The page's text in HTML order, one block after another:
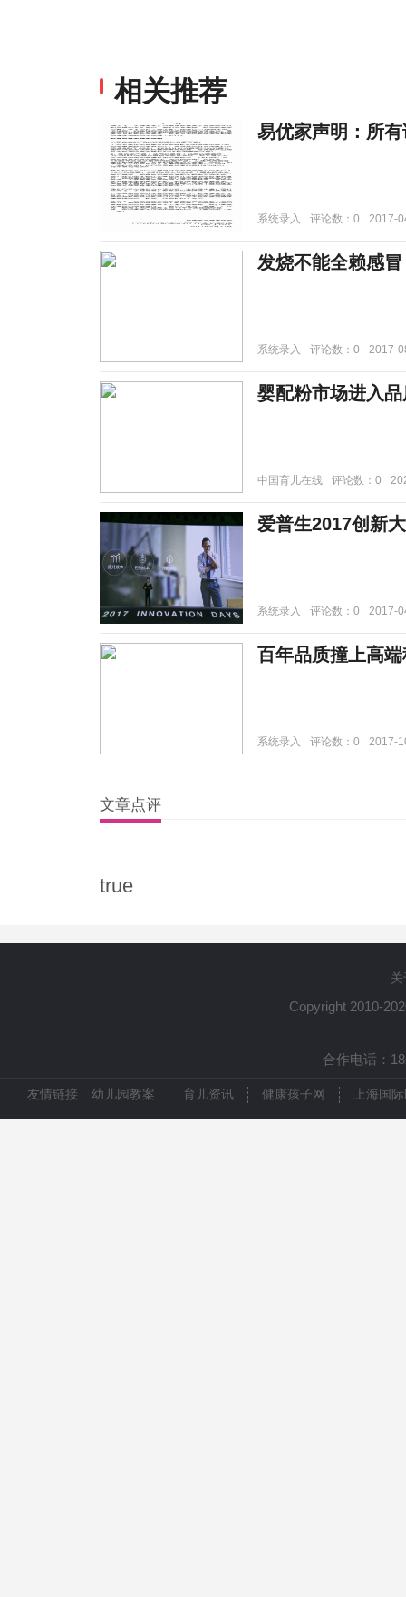
相关推荐
易优家声明：所
系统录入 评论数：0 2017-
发烧不能全赖感
系统录入 评论数：0 2017-
婴配粉市场进入
中国育儿在线 评论数：0
爱普生2017创新
系统录入 评论数：0 2017-
百年品质撞上高
系统录入 评论数：0 2017-
文章点评
true
Copyright 2010-
合作电话：
友情链接 幼儿园教案 育儿资讯 健康孩子网 上海国